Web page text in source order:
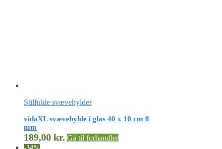
Stilfulde svævehylder
vidaXL svævehylde i glas 40 x 10 cm 8
mm
189,00 kr. Gå til forhandler